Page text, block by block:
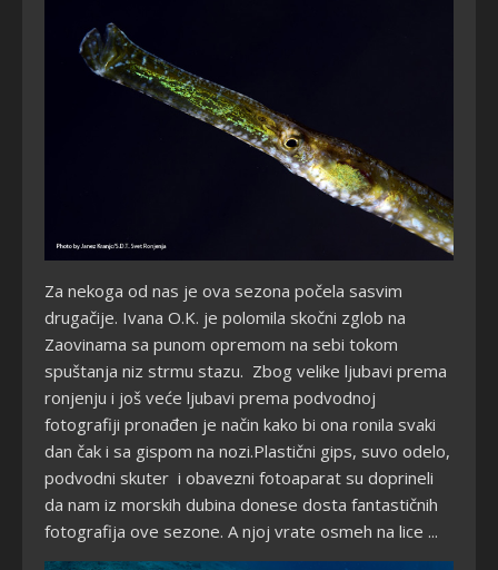
Za nekoga od nas je ova sezona počela sasvim
drugačije. Ivana O.K. je polomila skočni zglob na
Zaovinama sa punom opremom na sebi tokom
spuštanja niz strmu stazu. Zbog velike ljubavi prema
ronjenju i još veće ljubavi prema podvodnoj
fotografiji pronađen je način kako bi ona ronila svaki
dan čak i sa gispom na nozi.Plastični gips, suvo odelo,
podvodni skuter i obavezni fotoaparat su doprineli
da nam iz morskih dubina donese dosta fantastičnih
fotografija ove sezone. A njoj vrate osmeh na lice ...